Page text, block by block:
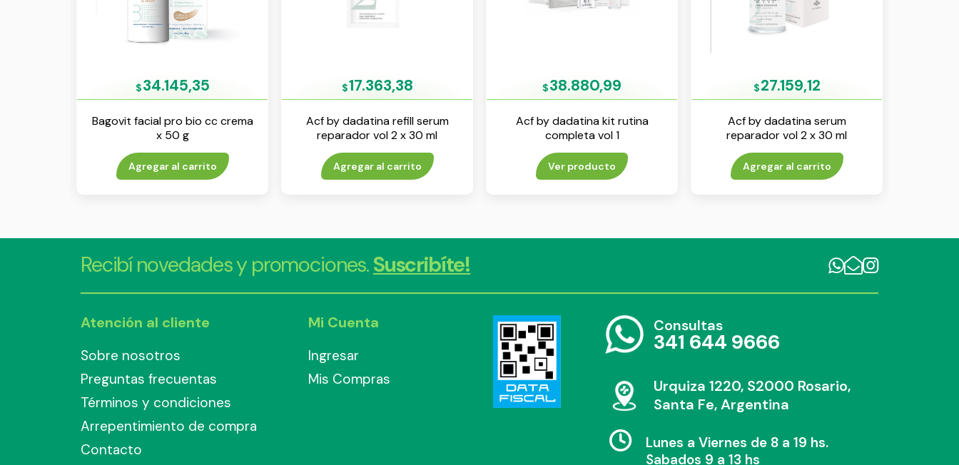
$34.145,35
Bagovit facial pro bio cc crema
x 50 g
Agregar al carrito
$17.363,38
Acf by dadatina refill serum
reparador vol 2 x 30 ml
Agregar al carrito
$38.880,99
Acf by dadatina kit rutina
completa vol 1
Ver producto
$27.159,12
Acf by dadatina serum
reparador vol 2 x 30 ml
Agregar al carrito
Recibí novedades y promociones.Suscribíte!
Atención al cliente
Sobre nosotros
Preguntas frecuentas
Términos y condiciones
Arrepentimiento de compra
Contacto
Mi Cuenta
Ingresar
Mis Compras
Consultas
341 644 9666
Urquiza 1220, S2000 Rosario,
Santa Fe, Argentina
Lunes a Viernes de 8 a 19 hs.
Sabados 9 a 13 hs